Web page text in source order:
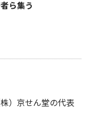
ら集う
）京せん堂の代表